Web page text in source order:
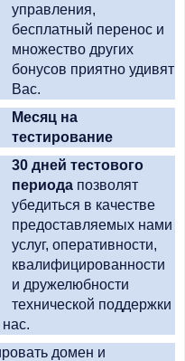
управления,
бесплатный перенос и
множество других
бонусов приятно удивят
Вас.
Месяц на
тестирование
30 дней тестового
периода позволят
убедиться в качестве
предоставляемых нами
услуг, оперативности,
квалифицированности
и дружелюбности
технической поддержки
домен и